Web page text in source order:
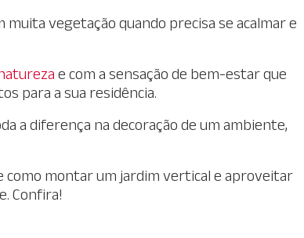
vegetação quando precisa se acalmar e
e com a sensação de bem-estar que
para a sua residência.
a diferença na decoração de um ambiente,
como montar um jardim vertical e aproveitar
Confira!